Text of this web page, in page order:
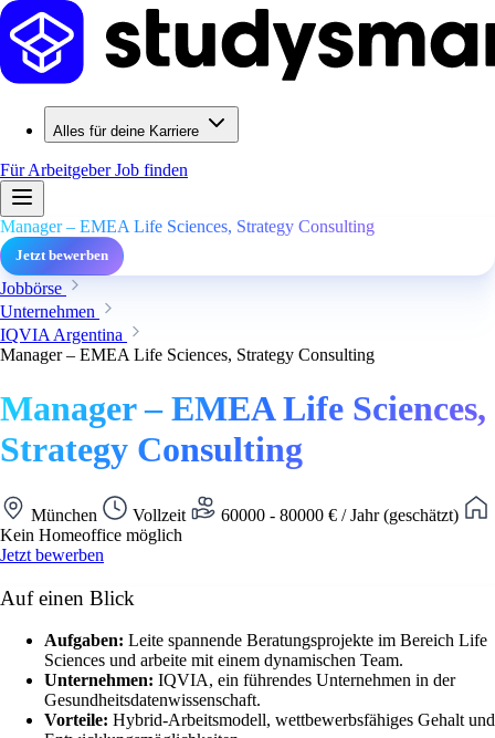
Alles für deine Karriere
Für ArbeitgeberJob finden
Manager – EMEA Life Sciences, Strategy Consulting
Jetzt bewerben
Jobbörse
Unternehmen
IQVIA Argentina
Manager – EMEA Life Sciences, Strategy Consulting
Manager – EMEA Life Sciences,
Strategy Consulting
München Vollzeit
60000 - 80000 € / Jahr (geschätzt)
Kein Homeoffice möglich
Jetzt bewerben
Auf einen Blick
Aufgaben: Leite spannende Beratungsprojekte im Bereich Life
Sciences und arbeite mit einem dynamischen Team.
Unternehmen: IQVIA, ein führendes Unternehmen in der
Gesundheitsdatenwissenschaft.
Vorteile: Hybrid-Arbeitsmodell, wettbewerbsfähiges Gehalt und